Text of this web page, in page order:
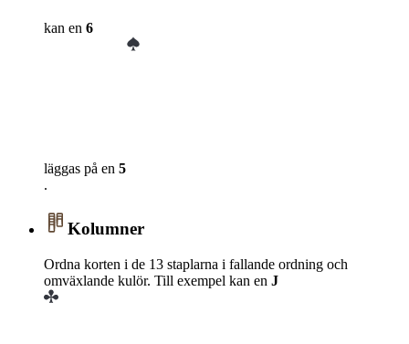
kan en 6
läggas på en 5
.
Kolumner
Ordna korten i de 13 staplarna i fallande ordning och
omväxlande kulör. Till exempel kan en J